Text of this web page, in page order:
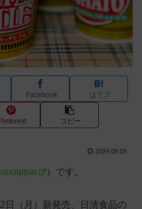
Facebook はてブ
Pinterest コピー
2024.09.05
）です。
日（月）新発売、日清食品の